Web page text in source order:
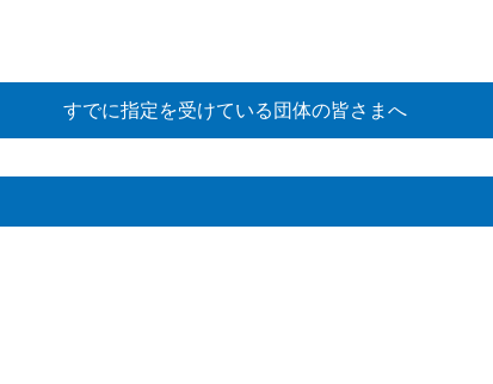
すでに指定を受けている団体の皆さまへ